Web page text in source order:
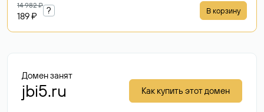
14 982 ₽
189 ₽
? В корзину
Домен занят
jbi5.ru Как купить этот домен